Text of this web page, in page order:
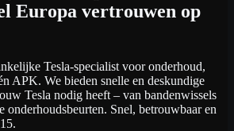
Europa vertrouwen op
Tesla-specialist voor onderhoud,
APK. We bieden snelle en deskundige
Tesla nodig heeft – van bandenwissels
onderhoudsbeurten. Snel, betrouwbaar en